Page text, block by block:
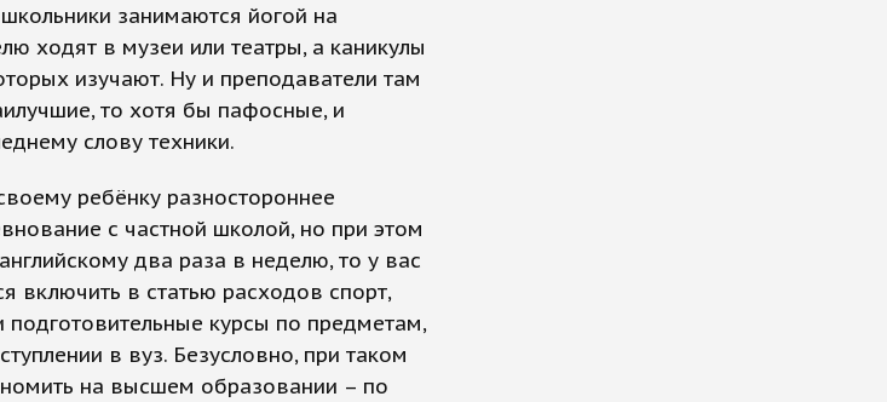
занимаются йогой на
ходят в музеи или театры, а каникулы
изучают. Ну и преподаватели там
то хотя бы пафосные, и
слову техники.
ребёнку разностороннее
с частной школой, но при этом
два раза в неделю, то у вас
включить в статью расходов спорт,
подготовительные курсы по предметам,
в вуз. Безусловно, при таком
на высшем образовании – по